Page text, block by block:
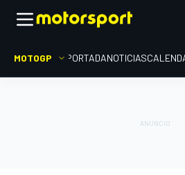
MOTOGP PORTADANOTICIAS